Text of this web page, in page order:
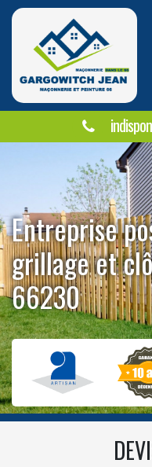
Entreprise
grillage et
66230